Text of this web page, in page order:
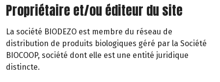
Propriétaire et/ou éditeur du site
La société BIODEZO est membre du réseau de
distribution de produits biologiques géré par la Société
BIOCOOP, société dont elle est une entité juridique
distincte.